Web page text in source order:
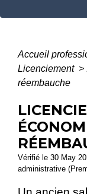
Accueil
Licenciement >
réembauche
Vérifié le 30 May
administrative